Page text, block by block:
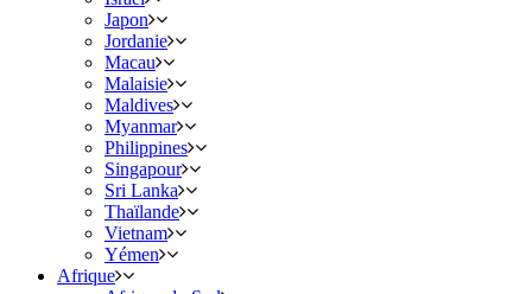
Japon
Jordanie
Macau
Malaisie
Maldives
Myanmar
Philippines
Singapour
Sri Lanka
Thaïlande
Vietnam
Yémen
Afrique